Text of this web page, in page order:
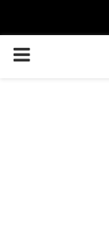
PRIMARY